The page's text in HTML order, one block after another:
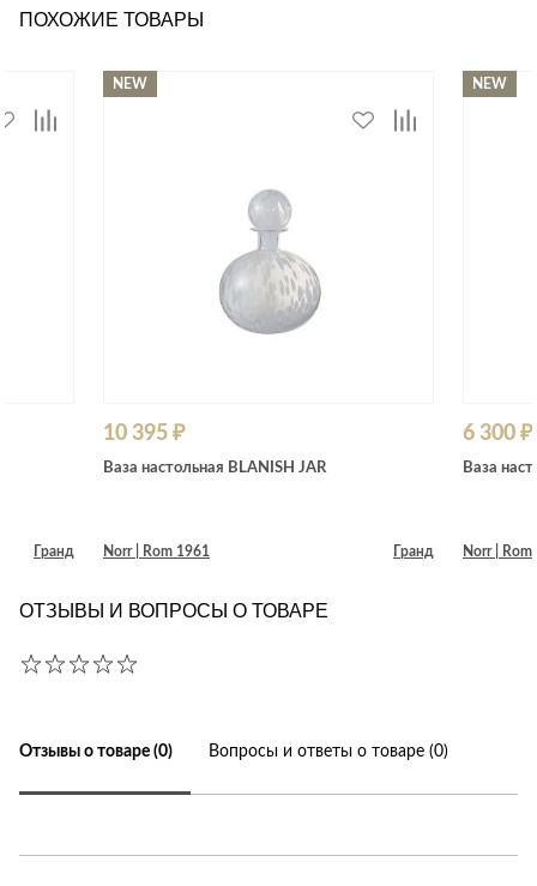
ПОХОЖИЕ ТОВАРЫ
Гранд
NEW
10 395 ₽
Ваза настольная BLANISH JAR
Norr | Rom 1961 Гранд
NEW
6 300 ₽
Ваза
Norr | Rom
ОТЗЫВЫ И ВОПРОСЫ О ТОВАРЕ
Отзывы о товаре (0) Вопросы и ответы о товаре (0)